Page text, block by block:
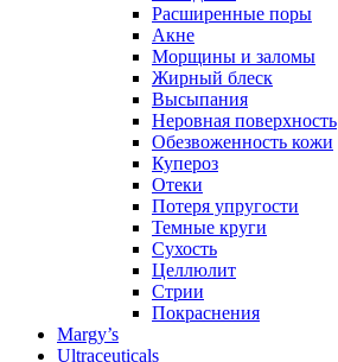
Расширенные поры
Акне
Морщины и заломы
Жирный блеск
Высыпания
Неровная поверхность
Обезвоженность кожи
Купероз
Отеки
Потеря упругости
Темные круги
Сухость
Целлюлит
Стрии
Покраснения
Margy’s
Ultraceuticals